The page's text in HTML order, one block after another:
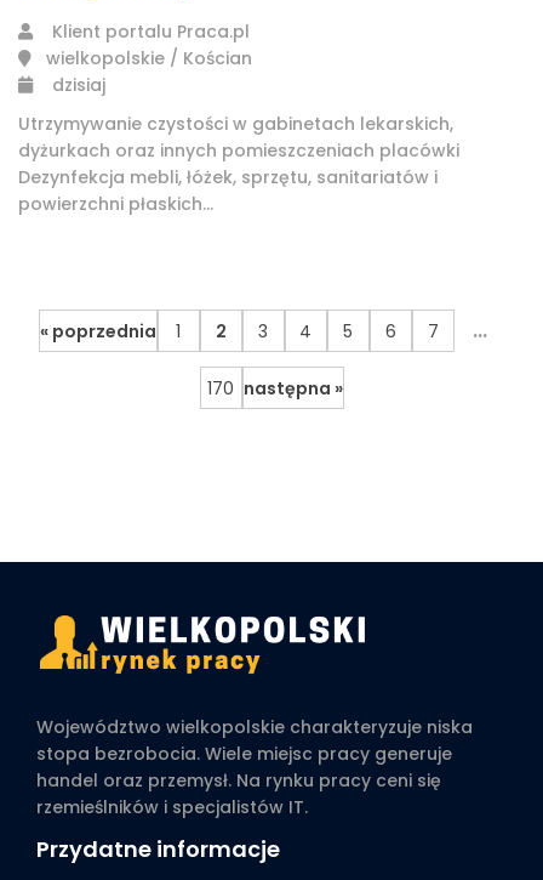
Klient portalu Praca.pl
wielkopolskie / Kościan
dzisiaj
Utrzymywanie czystości w gabinetach lekarskich,
dyżurkach oraz innych pomieszczeniach placówki
Dezynfekcja mebli, łóżek, sprzętu, sanitariatów i
powierzchni płaskich...
« poprzednia 1 2 3 4 5 6 7 ...
170 następna »
Województwo wielkopolskie charakteryzuje niska
stopa bezrobocia. Wiele miejsc pracy generuje
handel oraz przemysł. Na rynku pracy ceni się
rzemieślników i specjalistów IT.
Przydatne informacje